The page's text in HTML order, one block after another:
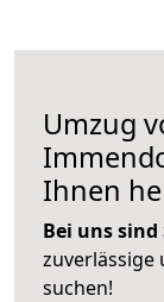
Umzug
Ihnen
Bei uns
zuverlässige
suchen!